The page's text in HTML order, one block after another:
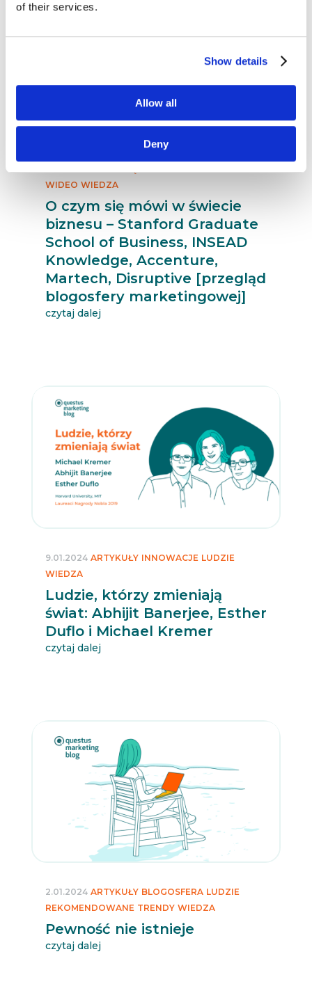
of their services.
Show details
Allow all
Deny
O czym się mówi w świecie
biznesu – Stanford Graduate
School of Business, INSEAD
Knowledge, Accenture,
Martech, Disruptive [przegląd
blogosfery marketingowej]
BLOGOSFERA
WIDEO WIEDZA
czytaj dalej
Ludzie, którzy zmieniają
świat: Abhijit Banerjee, Esther
Duflo i Michael Kremer
9.01.2024 ARTYKUŁY INNOWACJE LUDZIE
WIEDZA
czytaj dalej
Pewność nie istnieje
2.01.2024 ARTYKUŁY BLOGOSFERA LUDZIE
REKOMENDOWANE TRENDY WIEDZA
czytaj dalej